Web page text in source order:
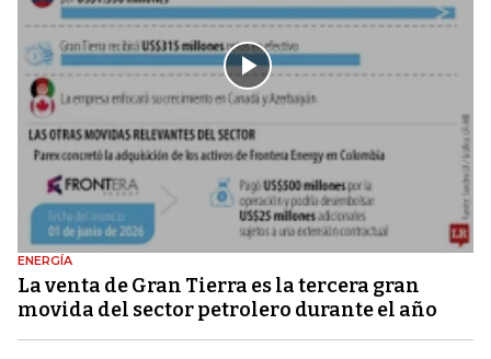
ENERGÍA
La venta de Gran Tierra es la tercera gran
movida del sector petrolero durante el año